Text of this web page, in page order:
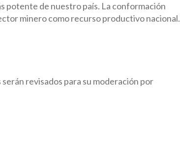
potente de nuestro país. La conformación
minero como recurso productivo nacional.
revisados para su moderación por